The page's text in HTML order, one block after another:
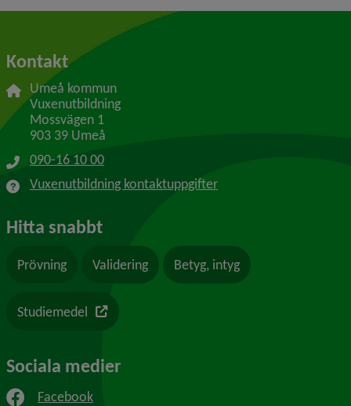
Kontakt
Umeå kommun
Vuxenutbildning
Mossvägen 1
903 39 Umeå
090-16 10 00
Vuxenutbildning kontaktuppgifter
Hitta snabbt
Prövning Validering Betyg, intyg
Studiemedel Länk till en annan webbplats
Sociala medier
Facebook